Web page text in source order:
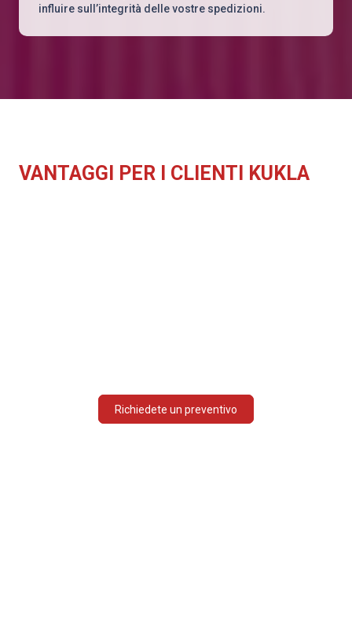
influire sull’integrità delle vostre spedizioni.
VANTAGGI PER I CLIENTI KUKLA
Richiedete un preventivo